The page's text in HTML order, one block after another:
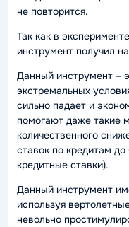
не повторится.
Так как в
инструмент получил
Данный инструмент –
экстремальных
сильно падает и
помогают даже такие
количественного
ставок по кредитам
кредитные ставки).
Данный инструмент
используя
невольно